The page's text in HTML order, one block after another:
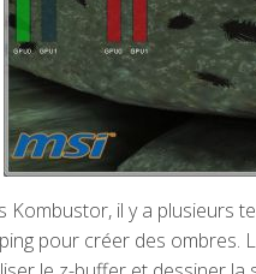
Kombustor, il y a plusieurs
pour créer des ombres.